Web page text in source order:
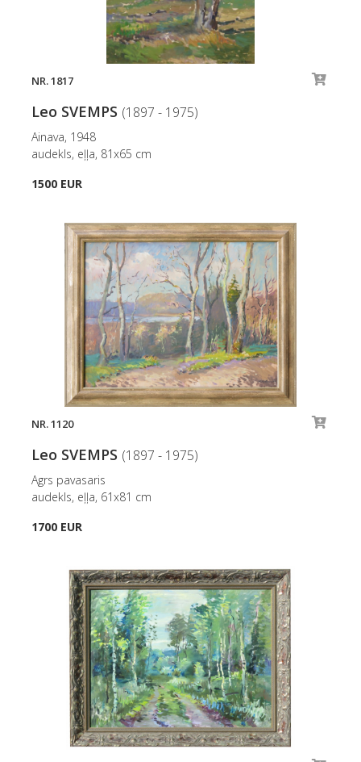
NR. 1817
Leo SVEMPS (1897 - 1975)
Ainava, 1948
audekls, eļļa, 81x65 cm
1500 EUR
NR. 1120
Leo SVEMPS (1897 - 1975)
Agrs pavasaris
audekls, eļļa, 61x81 cm
1700 EUR